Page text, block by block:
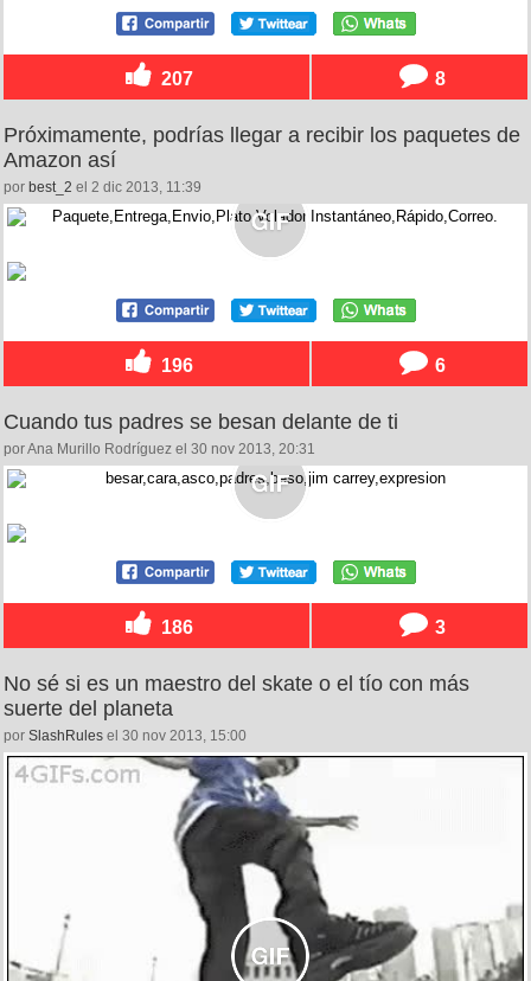
207 8
Próximamente, podrías llegar a recibir los paquetes de
Amazon así
por best_2 el 2 dic 2013, 11:39
196 6
Cuando tus padres se besan delante de ti
por Ana Murillo Rodríguez el 30 nov 2013, 20:31
186 3
No sé si es un maestro del skate o el tío con más
suerte del planeta
por SlashRules el 30 nov 2013, 15:00